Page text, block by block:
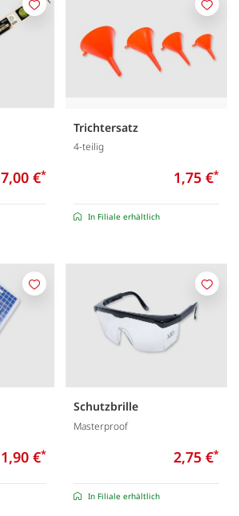
7,00 €*
Merken
Trichtersatz
4-teilig
1,75 €*
In Filiale erhältlich
1,90 €*
Merken
Schutzbrille
Masterproof
2,75 €*
In Filiale erhältlich